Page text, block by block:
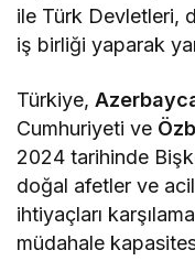
ile Türk Devletleri,
iş birliği yaparak
Türkiye,
Cumhuriyeti ve
2024 tarihinde
doğal afetler ve acil
ihtiyaçları
müdahale